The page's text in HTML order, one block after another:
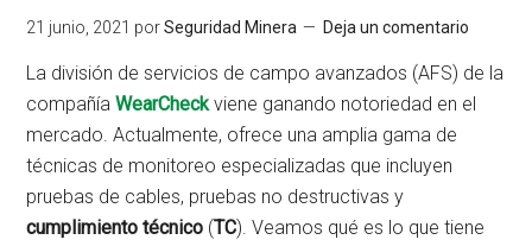
21 junio, 2021 porSeguridad Minera Deja un comentario
La división de servicios de campo avanzados (AFS) de la
compañíaWearCheck viene ganando notoriedad en el
mercado. Actualmente, ofrece una amplia gama de
técnicas de monitoreo especializadas que incluyen
pruebas de cables, pruebas no destructivas y
cumplimiento técnico (TC). Veamos qué es lo que tiene